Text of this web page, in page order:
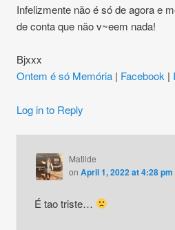
Infelizmente não é só de agora e
de conta que não v~eem nada!
Bjxxx
Ontem é só Memória | Facebook |
Log in to Reply
Matilde
on April 1, 2022 at 4:28 pm
É tao triste…